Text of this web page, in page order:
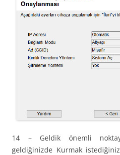
14 – Geldik önemli
geldiğinizde Kurmak